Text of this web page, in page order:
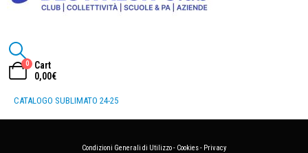
0
Cart
0,00€
CATALOGO SUBLIMATO 24-25
Condizioni Generali di Utilizzo- Cookies- Privacy